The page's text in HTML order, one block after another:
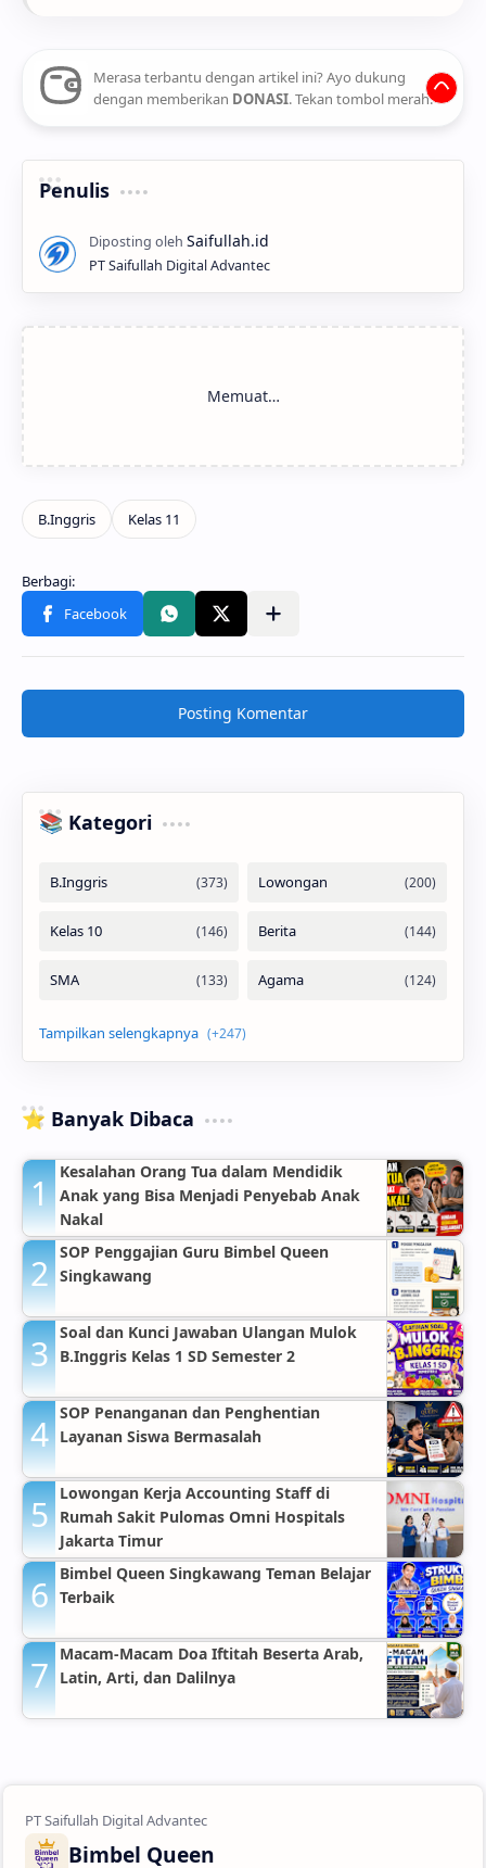
Merasa terbantu dengan artikel ini? Ayo dukung
dengan memberikan DONASI. Tekan tombol merah.
Penulis
PT Saifullah Digital Advantec
Posting Komentar
📚 Kategori
⭐ Banyak Dibaca
Kesalahan Orang Tua dalam Mendidik
Anak yang Bisa Menjadi Penyebab Anak
Nakal
SOP Penggajian Guru Bimbel Queen
Singkawang
Soal dan Kunci Jawaban Ulangan Mulok
B.Inggris Kelas 1 SD Semester 2
SOP Penanganan dan Penghentian
Layanan Siswa Bermasalah
Lowongan Kerja Accounting Staff di
Rumah Sakit Pulomas Omni Hospitals
Jakarta Timur
Bimbel Queen Singkawang Teman Belajar
Terbaik
Macam-Macam Doa Iftitah Beserta Arab,
Latin, Arti, dan Dalilnya
Bimbel Queen